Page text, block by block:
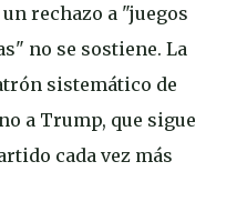
rechazo a "juegos
no se sostiene. La
sistemático de
a Trump, que sigue
cada vez más